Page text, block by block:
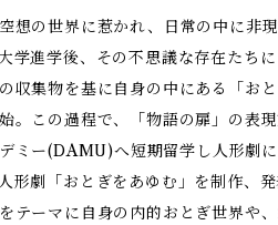
想の世界に惹かれ、日常の中に非
学進学後、その不思議な存在たち
収集物を基に自身の中にある「お
。この過程で、「物語の扉」の表
ミー(DAMU)へ短期留学し人形劇
形劇「おとぎをあゆむ」を制作、発
テーマに自身の内的おとぎ世界や